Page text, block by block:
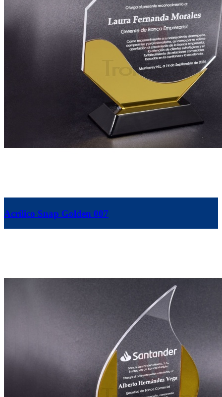
Acrílico Snap Golden 007